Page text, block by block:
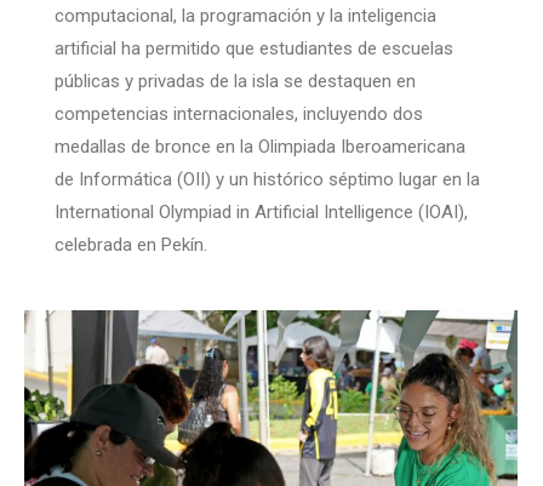
computacional, la programación y la inteligencia
artificial ha permitido que estudiantes de escuelas
públicas y privadas de la isla se destaquen en
competencias internacionales, incluyendo dos
medallas de bronce en la Olimpiada Iberoamericana
de Informática (OII) y un histórico séptimo lugar en la
International Olympiad in Artificial Intelligence (IOAI),
celebrada en Pekín.